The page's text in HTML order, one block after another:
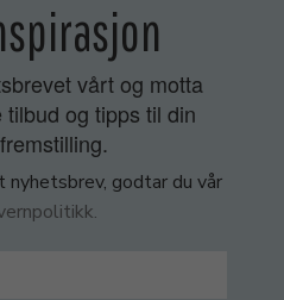
vårt og motta
og tipps til din
nyhetsbrev, godtar du vår